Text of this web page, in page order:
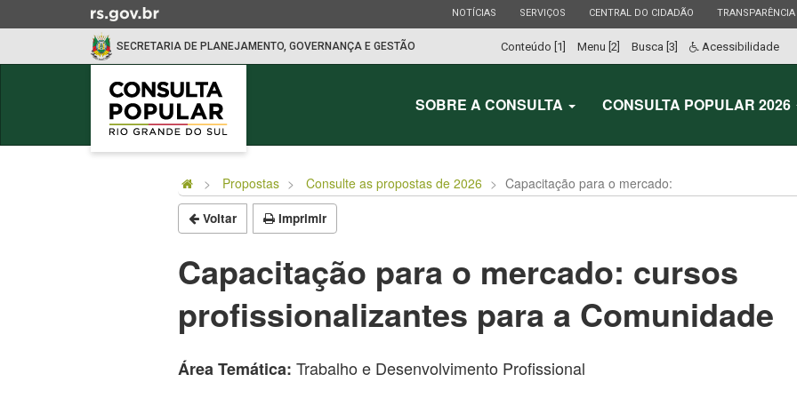
para
ESTADO
NOTÍCIAS ESTADO
SERVIÇOS ESTADO
CENTRAL DO CIDADÃO ESTADO
TRANSPARÊNCIA
SECRETARIA DE PLANEJAMENTO, GOVERNANÇA E GESTÃO Conteúdo [1] Menu [2] Busca [3] Acessibilidade
SOBRE A CONSULTA CONSULTA POPULAR 2026
Propostas Consulte as propostas de 2026 Capacitação para o mercado:
Voltar Imprimir
Capacitação para o mercado: cursos
profissionalizantes para a Comunidade
Área Temática: Trabalho e Desenvolvimento Profissional